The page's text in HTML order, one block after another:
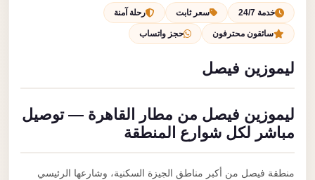
احجز الآن خدمة 24/7 سعر ثابت رحلة آمنة
سائقون محترفون حجز واتساب
ليموزين فيصل
ليموزين فيصل من مطار القاهرة — توصيل
مباشر لكل شوارع المنطقة
منطقة فيصل من أكبر مناطق الجيزة السكنية، وشارعها الرئيسي